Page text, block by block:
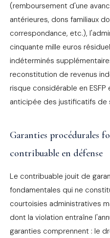
(remboursement d'une
antérieures, dons familiaux
correspondance, etc.),
cinquante mille euros
indéterminés
reconstitution de revenus
risque considérable en
anticipée des justificatifs de
Garanties procédurales
contribuable en défense
Le contribuable jouit de
fondamentales qui ne
courtoisies administratives
dont la violation entraîne
garanties comprennent : le